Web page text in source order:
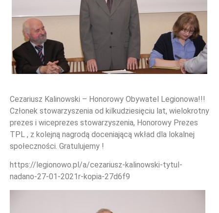
Cezariusz Kalinowski – Honorowy Obywatel Legionowa!!!
Członek stowarzyszenia od kilkudziesięciu lat, wielokrotny
prezes i wiceprezes stowarzyszenia, Honorowy Prezes
TPL , z kolejną nagrodą doceniającą wkład dla lokalnej
społeczności. Gratulujemy !
https://legionowo.pl/a/cezariusz-kalinowski-tytul-
nadano-27-01-2021r-kopia-27d6f9
WYDARZENIA